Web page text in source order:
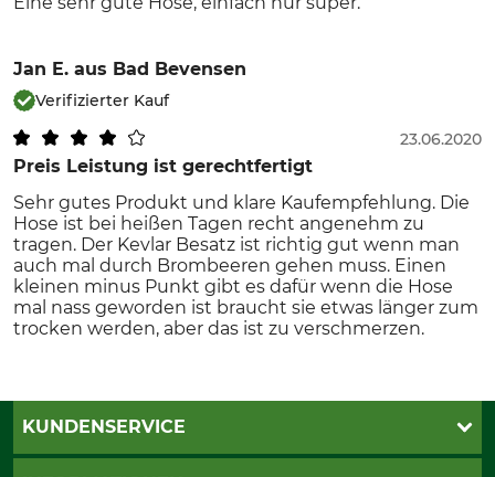
Jan E. aus Bad Bevensen
Verifizierter Kauf
Preis Leistung ist gerechtfertigt
23.06.2020
Sehr gutes Produkt und klare Kaufempfehlung. Die
Hose ist bei heißen Tagen recht angenehm zu
tragen. Der Kevlar Besatz ist richtig gut wenn man
auch mal durch Brombeeren gehen muss. Einen
kleinen minus Punkt gibt es dafür wenn die Hose
mal nass geworden ist braucht sie etwas länger zum
trocken werden, aber das ist zu verschmerzen.
KUNDENSERVICE